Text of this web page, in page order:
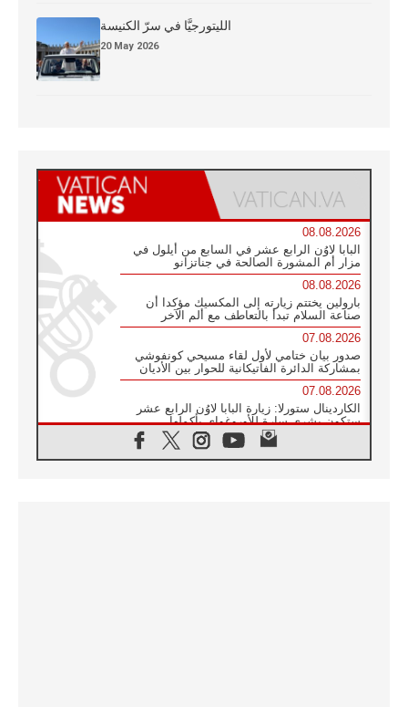
الليتورجيَّا في سرّ الكنيسة
20 May 2026
08.08.2026
البابا لاوُن الرابع عشر في السابع من أيلول في
مزار أم المشورة الصالحة في جناتزانو
08.08.2026
بارولين يختتم زيارته إلى المكسيك مؤكدا أن
صناعة السلام تبدأ بالتعاطف مع ألم الآخر
07.08.2026
صدور بيان ختامي لأول لقاء مسيحي كونفوشي
بمشاركة الدائرة الفاتيكانية للحوار بين الأديان
07.08.2026
الكاردينال ستورلا: زيارة البابا لاوُن الرابع عشر
ستكون بشرى سارة للأوروغواي بأكملها
الفاتيكان يعلن برنامج الزيارة الرسولية للبابا لاوُن